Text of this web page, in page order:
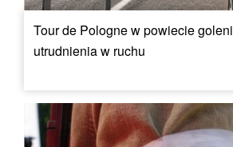
Tour de Pologne w powiecie
utrudnienia w ruchu